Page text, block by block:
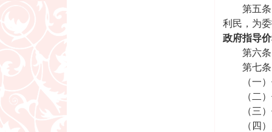
第五条
利民，为
政府指导
第六条
第七条
（一）
（二）
（三）
（四）为